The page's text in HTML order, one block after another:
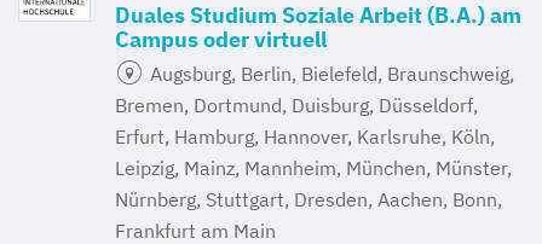
Duales Studium Soziale Arbeit (B.A.) am
Campus oder virtuell
Augsburg, Berlin, Bielefeld, Braunschweig,
Bremen, Dortmund, Duisburg, Düsseldorf,
Erfurt, Hamburg, Hannover, Karlsruhe, Köln,
Leipzig, Mainz, Mannheim, München, Münster,
Nürnberg, Stuttgart, Dresden, Aachen, Bonn,
Frankfurt am Main